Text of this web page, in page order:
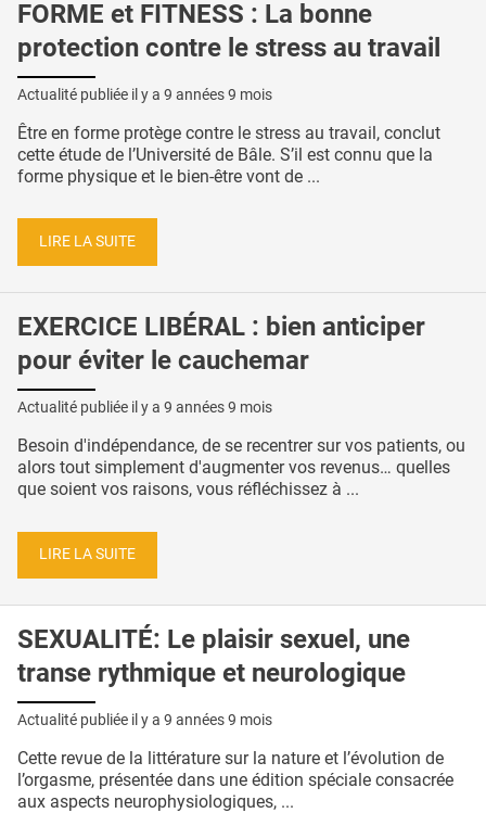
FORME et FITNESS : La bonne
protection contre le stress au travail
Actualité publiée il y a 9 années 9 mois
Être en forme protège contre le stress au travail, conclut
cette étude de l’Université de Bâle. S’il est connu que la
forme physique et le bien-être vont de ...
LIRE LA SUITE
EXERCICE LIBÉRAL : bien anticiper
pour éviter le cauchemar
Actualité publiée il y a 9 années 9 mois
Besoin d'indépendance, de se recentrer sur vos patients, ou
alors tout simplement d'augmenter vos revenus… quelles
que soient vos raisons, vous réfléchissez à ...
LIRE LA SUITE
SEXUALITÉ: Le plaisir sexuel, une
transe rythmique et neurologique
Actualité publiée il y a 9 années 9 mois
Cette revue de la littérature sur la nature et l’évolution de
l’orgasme, présentée dans une édition spéciale consacrée
aux aspects neurophysiologiques, ...